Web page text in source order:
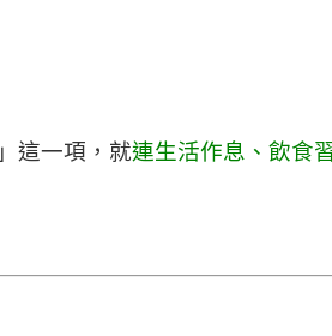
這一項，就連生活作息、飲食